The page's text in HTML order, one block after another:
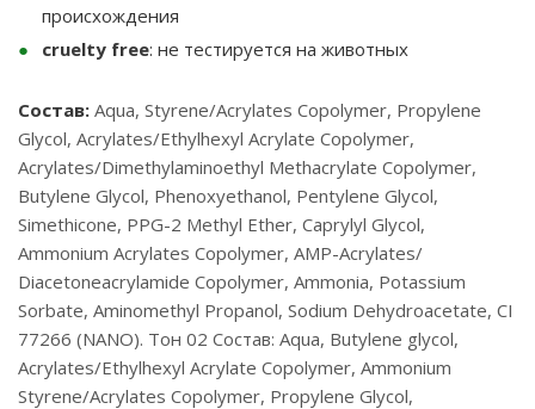
происхождения
cruelty free: не тестируется на животных
Состав: Aqua, Styrene/Acrylates Copolymer, Propylene
Glycol, Acrylates/Ethylhexyl Acrylate Copolymer,
Acrylates/Dimethylaminoethyl Methacrylate Copolymer,
Butylene Glycol, Phenoxyethanol, Pentylene Glycol,
Simethicone, PPG-2 Methyl Ether, Caprylyl Glycol,
Ammonium Acrylates Copolymer, AMP-Acrylates/
Diacetoneacrylamide Copolymer, Ammonia, Potassium
Sorbate, Aminomethyl Propanol, Sodium Dehydroacetate, CI
77266 (NANO). Тон 02 Состав: Aqua, Butylene glycol,
Acrylates/Ethylhexyl Acrylate Copolymer, Ammonium
Styrene/Acrylates Copolymer, Propylene Glycol,